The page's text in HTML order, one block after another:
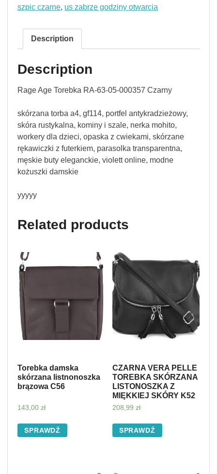
szpic czarne, us zabrze godziny otwarcia
Description
Description
Rage Age Torebka RA-63-05-000357 Czarny
skórzana torba a4, gf114, portfel antykradzieżowy,
skóra rustykalna, kominy i szale, nerka mohito,
workery dla dzieci, opaska z cwiekami, skórzane
rękawiczki z futerkiem, parasolka transparentna,
męskie buty eleganckie, violett online, modne
kożuszki damskie
yyyyy
Related products
Torebka damska
skórzana listnonoszka
brązowa C56
143,00 zł
SPRAWDŹ
CZARNA VERA PELLE
TOREBKA SKÓRZANA
LISTONOSZKA Z
MIĘKKIEJ SKÓRY K52
208,99 zł
SPRAWDŹ